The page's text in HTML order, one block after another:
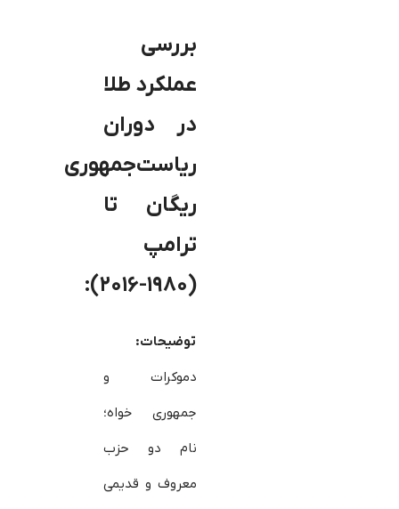
بررسی
عملکرد طلا
در دوران
ریاست‌جمهوری
ریگان تا
ترامپ
(۱۹۸۰-۲۰۱۶):
توضیحات:
دموکرات و
جمهوری خواه؛
نام دو حزب
معروف و قدیمی